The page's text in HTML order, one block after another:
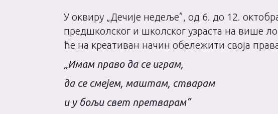
У оквиру „Дечије недеље”, од 6. до 12.
предшколског и школског узраста на више
ће на креативан начин обележити своја
„Имам право да се играм,
да се смејем, маштам, стварам
и у бољи свет претварам”